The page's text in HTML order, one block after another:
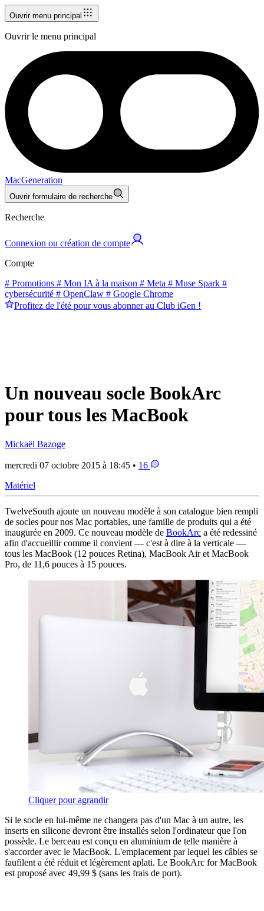
Ouvrir menu principal
Ouvrir le menu principal
MacGeneration
Ouvrir formulaire de recherche
Recherche
Connexion ou création de compte
Compte
# Promotions # Mon IA à la maison # Meta # Muse Spark #
cybersécurité # OpenClaw # Google Chrome
Profitez de l'été pour vous abonner au Club iGen !
Un nouveau socle BookArc
pour tous les MacBook
Mickaël Bazoge
mercredi 07 octobre 2015 à 18:45 • 16
Matériel
TwelveSouth ajoute un nouveau modèle à son catalogue bien rempli
de socles pour nos Mac portables, une famille de produits qui a été
inaugurée en 2009. Ce nouveau modèle de BookArc a été redessiné
afin d'accueillir comme il convient — c'est à dire à la verticale —
tous les MacBook (12 pouces Retina), MacBook Air et MacBook
Pro, de 11,6 pouces à 15 pouces.
Cliquer pour agrandir
Si le socle en lui-même ne changera pas d'un Mac à un autre, les
inserts en silicone devront être installés selon l'ordinateur que l'on
possède. Le berceau est conçu en aluminium de telle manière à
s'accorder avec le MacBook. L'emplacement par lequel les câbles se
faufilent a été réduit et légèrement aplati. Le BookArc for MacBook
est proposé avec 49,99 $ (sans les frais de port).